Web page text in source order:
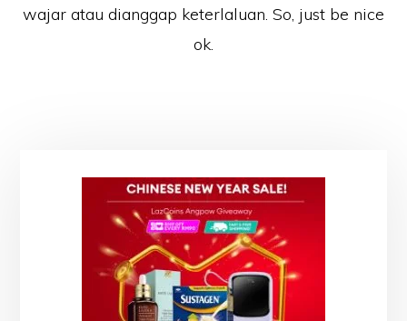
wajar atau dianggap keterlaluan. So, just be nice
ok.